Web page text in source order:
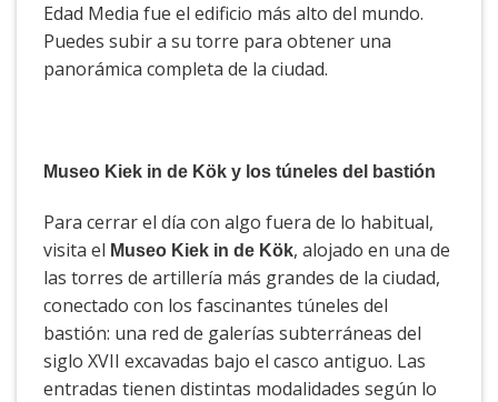
Edad Media fue el edificio más alto del mundo.
Puedes subir a su torre para obtener una
panorámica completa de la ciudad.
Museo Kiek in de Kök y los túneles del bastión
Para cerrar el día con algo fuera de lo habitual,
visita el Museo Kiek in de Kök, alojado en una de
las torres de artillería más grandes de la ciudad,
conectado con los fascinantes túneles del
bastión: una red de galerías subterráneas del
siglo XVII excavadas bajo el casco antiguo. Las
entradas tienen distintas modalidades según lo